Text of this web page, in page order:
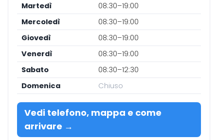
Martedì
08:30–19:00
Mercoledì
08:30–19:00
Giovedì
08:30–19:00
Venerdì
08:30–19:00
Sabato
08:30–12:30
Domenica
Chiuso
Vedi telefono, mappa e come
arrivare →